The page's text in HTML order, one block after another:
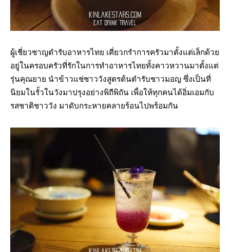
ผู้เชี่ยวชาญตำรับอาหารไทย เคี่ยวกรำการครัวมาตั้งแต่เล็กด้วย
อยู่ในครอบครัวที่รักในการทำอาหารไทยทั้งคาวหวานมาตั้งแต่
รุ่นคุณยาย นำข้าวแช่ชาววังสูตรต้นตำรับชาวมอญ ซึ่งเป็นที่
นิยมในรั้วในวังมาปรุงอย่างพิถีพิถัน เพื่อให้ทุกคนได้อิ่มเอมกับ
รสชาติชาววัง มาดับกระหายคลายร้อนไปพร้อมกัน